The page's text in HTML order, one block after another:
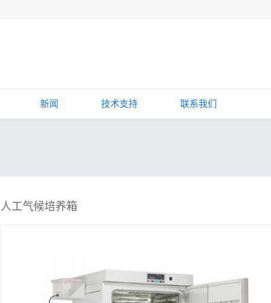
新闻 技术支持 联系我们
人工气候培养箱